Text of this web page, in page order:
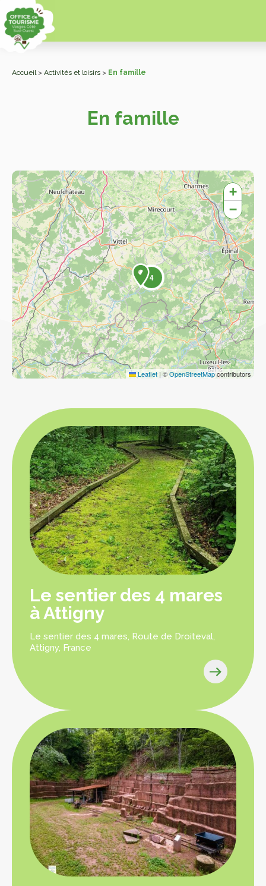
Accueil> Activités et loisirs > En famille
En famille
4
+
−
Leaflet | ©OpenStreetMapcontributors
Le sentier des 4 mares
à Attigny
Le sentier des 4 mares, Route de Droiteval,
Attigny, France